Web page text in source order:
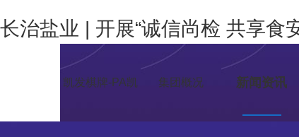
长治盐业 | 开展“诚信尚检 共享食
凯发棋牌-PA凯 集团概况 新闻资讯